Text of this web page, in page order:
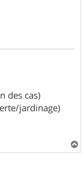
des cas)
jardinage)
a